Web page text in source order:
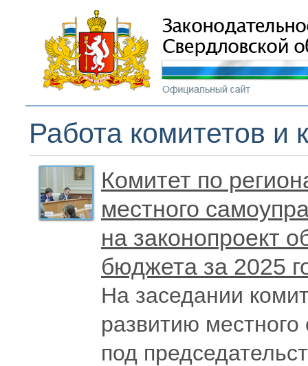
Работа комитетов и
Комитет по
местного
на законопроект
бюджета за 2025
На заседании
развитию
под